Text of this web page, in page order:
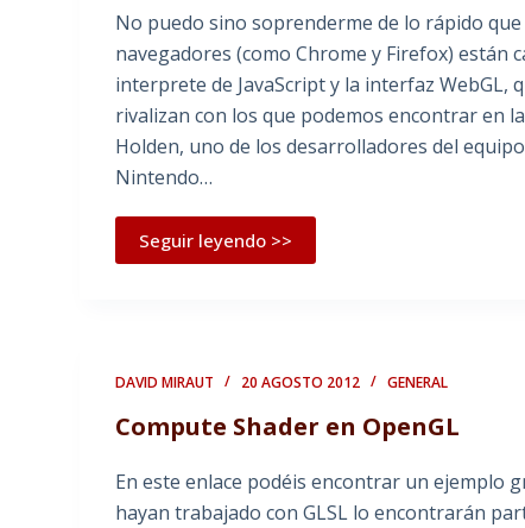
No puedo sino soprenderme de lo rápido
navegadores (como Chrome y Firefox) están
interprete de JavaScript y la interfaz
rivalizan con los que podemos encontrar en
Holden, uno de los desarrolladores del
Nintendo…
Seguir leyendo >>
DAVID MIRAUT 20 AGOSTO 2012 GENERAL
Compute Shader en OpenGL
En este enlace podéis encontrar un ejemplo
hayan trabajado con GLSL lo encontrarán